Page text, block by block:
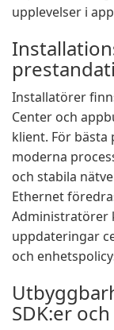
upplevelser i
Installatörer
Center och
klient. För
moderna
och stabila
Ethernet
Administratörer
uppdateringar
och
SDK:er